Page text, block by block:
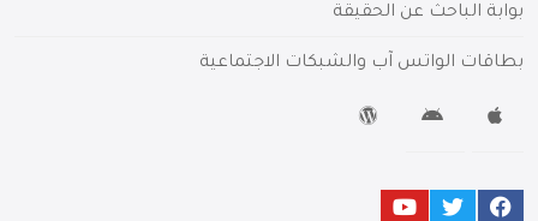
بوابة الباحث عن الحقيقة
بطاقات الواتس آب والشبكات الاجتماعية